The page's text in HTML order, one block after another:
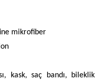
mikrofiber
kask, saç bandı, bileklik